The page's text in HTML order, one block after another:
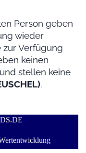
Person geben
wieder
zur Verfügung
keinen
stellen keine
.
.DE